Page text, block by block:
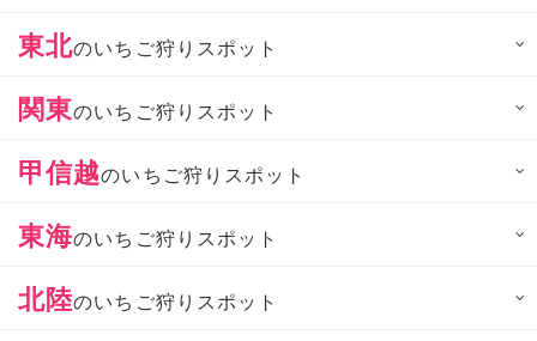
東北のいちご狩りスポット
関東のいちご狩りスポット
甲信越のいちご狩りスポット
東海のいちご狩りスポット
北陸のいちご狩りスポット